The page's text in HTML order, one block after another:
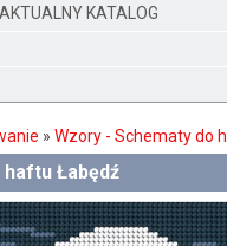
KATALOG
» Wzory - Schematy do
Łabędź